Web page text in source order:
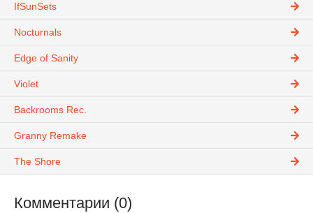
IfSunSets
Nocturnals
Edge of Sanity
Violet
Backrooms Rec.
Granny Remake
The Shore
Комментарии (0)